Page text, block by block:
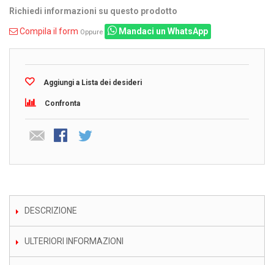
Richiedi informazioni su questo prodotto
Compila il form Oppure Mandaci un WhatsApp
Aggiungi a Lista dei desideri
Confronta
DESCRIZIONE
ULTERIORI INFORMAZIONI